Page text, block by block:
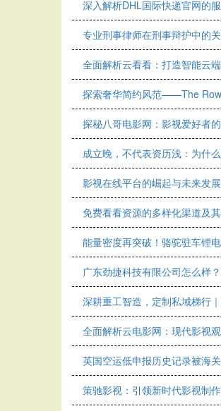
深入解析DHL国际快递官网的
专业刑事律师在刑事辩护中的
全面解析云看看：打造智能云
探索奢华简约风范——The
探秘八哥电影网：影视爱好者
成立晚，不代表资历浅：为什
影视在线平台的崛起与未来发
免费看看资源的多样化渠道及
能量密度再突破！骆驼驻车锂
广东劲捷科技有限公司怎么样
深耕重工智造，定制私域梯行
全面解析云电影网：现代影视
英国空运低申报历史记录被海
策驰影视：引领新时代影视制